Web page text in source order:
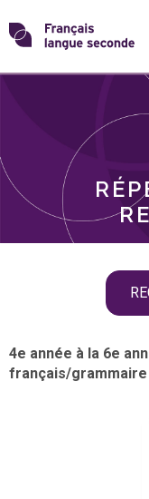
Skip
toTransformons
langue
THÈMES
4e année à la 6e
français/grammaire